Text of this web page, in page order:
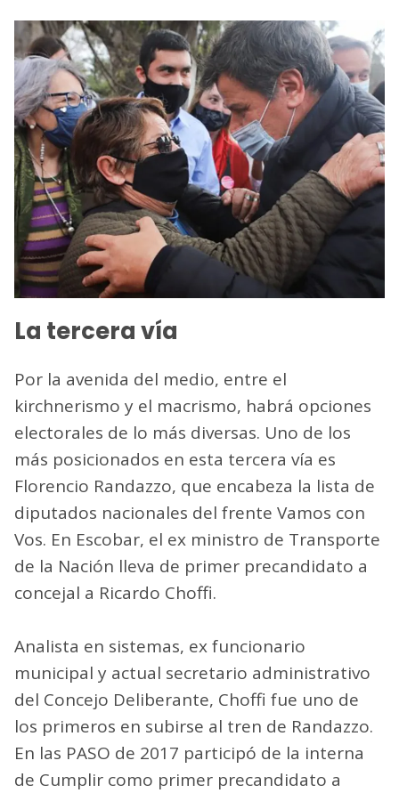
La tercera vía
Por la avenida del medio, entre el
kirchnerismo y el macrismo, habrá opciones
electorales de lo más diversas. Uno de los
más posicionados en esta tercera vía es
Florencio Randazzo, que encabeza la lista de
diputados nacionales del frente Vamos con
Vos. En Escobar, el ex ministro de Transporte
de la Nación lleva de primer precandidato a
concejal a Ricardo Choffi.
Analista en sistemas, ex funcionario
municipal y actual secretario administrativo
del Concejo Deliberante, Choffi fue uno de
los primeros en subirse al tren de Randazzo.
En las PASO de 2017 participó de la interna
de Cumplir como primer precandidato a